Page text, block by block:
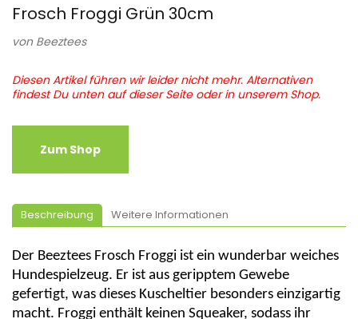
Frosch Froggi Grün 30cm
von Beeztees
Diesen Artikel führen wir leider nicht mehr. Alternativen
findest Du unten auf dieser Seite oder in unserem Shop.
Zum Shop
Beschreibung Weitere Informationen
Der Beeztees Frosch Froggi ist ein wunderbar weiches
Hundespielzeug. Er ist aus geripptem Gewebe
gefertigt, was dieses Kuscheltier besonders einzigartig
macht. Froggi enthält keinen Squeaker, sodass ihr